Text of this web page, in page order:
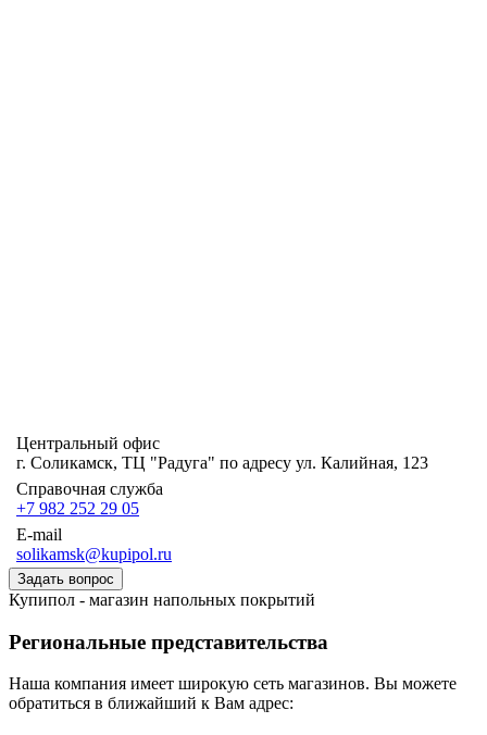
Центральный офис
г. Соликамск, ТЦ "Радуга" по адресу ул. Калийная, 123
Справочная служба
+7 982 252 29 05
E-mail
solikamsk@kupipol.ru
Задать вопрос
Купипол - магазин напольных покрытий
Региональные представительства
Наша компания имеет широкую сеть магазинов. Вы можете
обратиться в ближайший к Вам адрес: